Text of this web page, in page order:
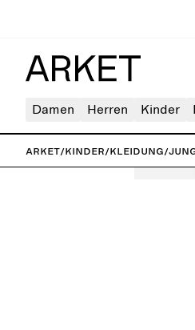
Damen Herren Kinder
ARKET/Kinder/Kleidung/